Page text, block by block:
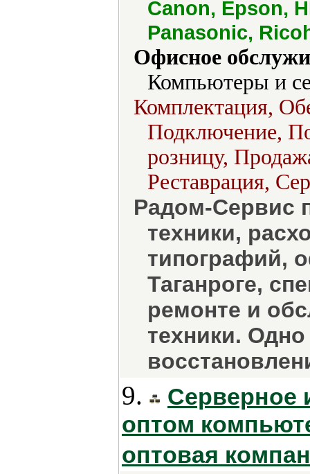
Canon, Epson,
Panasonic,
Офисное
Компьютеры и
Комплектация,
Подключение,
розницу,
Реставрация,
Радом-Сервис
техники,
типографий,
Таганроге,
ремонте и
техники.
9.
Серверное
оптом
оптовая